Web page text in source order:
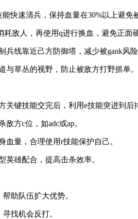
快速清兵，保持血量在30%以上避免
耗敌人，再使用q进行换血，避免正面
兵线靠近己方防御塔，减少被gank风险
与草丛的视野，防止被敌方打野抓单。
关键技能交完后，利用e技能突进到后
敌方c位，如adc或ap。
血量，合理使用r技能保护自己。
英雄配合，提高击杀效率。
助队伍扩大优势。
找机会反打。